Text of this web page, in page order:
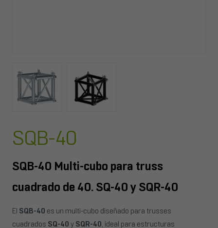
SQB-40
SQB-40 Multi-cubo para truss
cuadrado de 40. SQ-40 y SQR-40
El SQB-40 es un multi-cubo diseñado para trusses
cuadrados SQ-40 y SQR-40 , ideal para estructuras